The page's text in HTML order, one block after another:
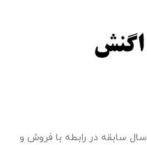
شرکت مهندسی اگنش، با بیش از ۴۰ سال سابقه در رابطه با فروش و